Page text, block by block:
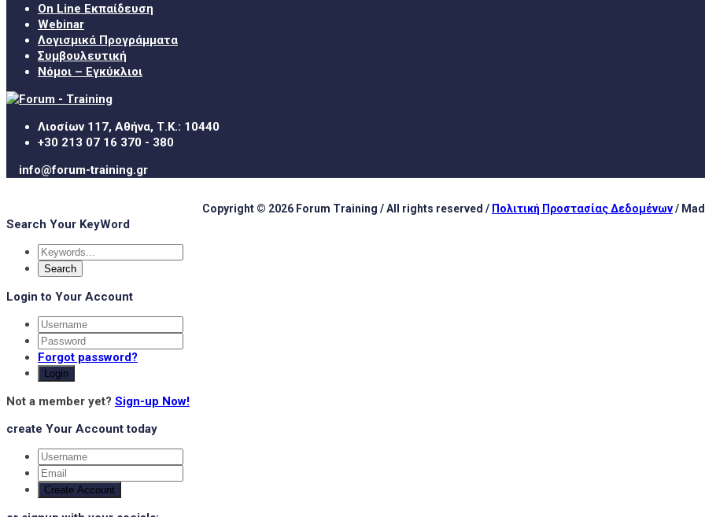
On Line Εκπαίδευση
Webinar
Λογισμικά Προγράμματα
Συμβουλευτική
Νόμοι – Εγκύκλιοι
Λιοσίων 117, Αθήνα, Τ.Κ.: 10440
+30 213 07 16 370 - 380
info@forum-training.gr
Copyright © 2026 Forum Training / All rights reserved / Πολιτική Προστασίας Δεδομένων/
Search Your KeyWord
Login to Your Account
Forgot password?
Login
Not a member yet? Sign-up Now!
create Your Account today
Create Account